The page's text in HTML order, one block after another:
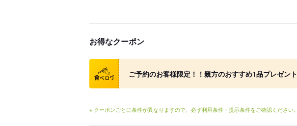
お得なクーポン
クーポン
ご予約のお客様限定！！親方のおすすめ1品プレゼント
※ クーポンごとに条件が異なりますので、必ず利用条件・提示条件をご確認ください。